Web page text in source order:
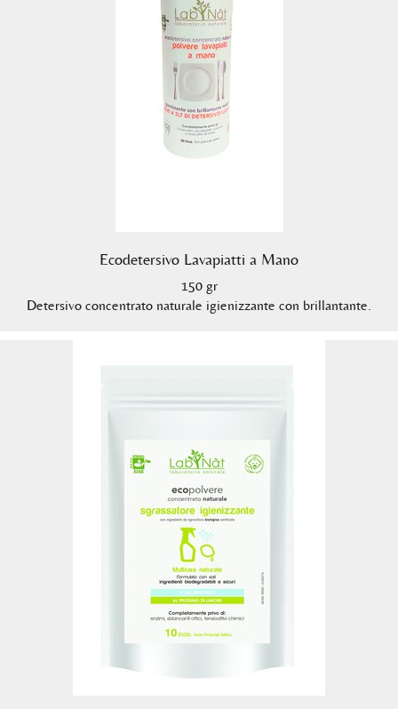
Ecodetersivo Lavapiatti a Mano
150 gr
Detersivo concentrato naturale igienizzante con brillantante.